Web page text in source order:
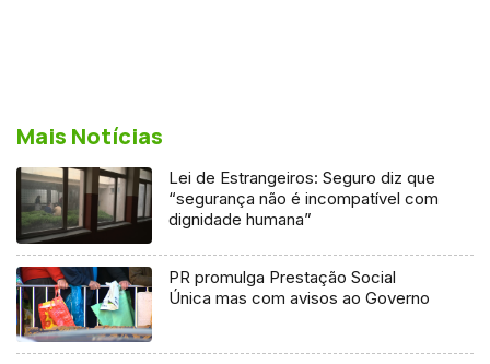
Mais Notícias
Lei de Estrangeiros: Seguro diz que
“segurança não é incompatível com
dignidade humana”
PR promulga Prestação Social
Única mas com avisos ao Governo